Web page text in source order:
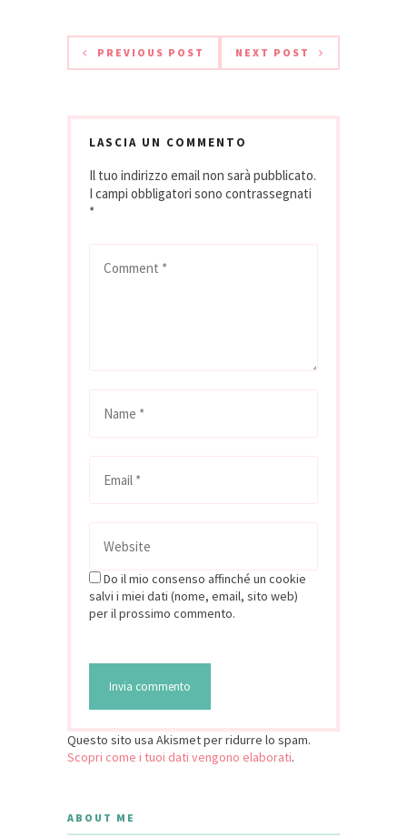
PREVIOUS POST NEXT POST
LASCIA UN COMMENTO
Il tuo indirizzo email non sarà pubblicato.
I campi obbligatori sono contrassegnati
*
Do il mio consenso affinché un cookie
salvi i miei dati (nome, email, sito web)
per il prossimo commento.
Questo sito usa Akismet per ridurre lo spam.
Scopri come i tuoi dati vengono elaborati.
ABOUT ME